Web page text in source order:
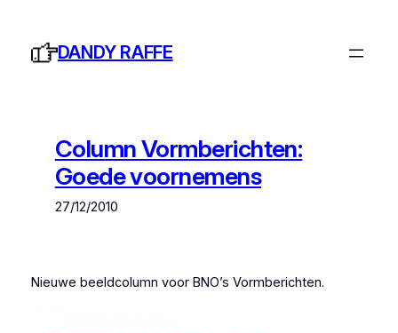
DANDY RAFFE
Column Vormberichten:
Goede voornemens
27/12/2010
Nieuwe beeldcolumn voor BNO’s Vormberichten.